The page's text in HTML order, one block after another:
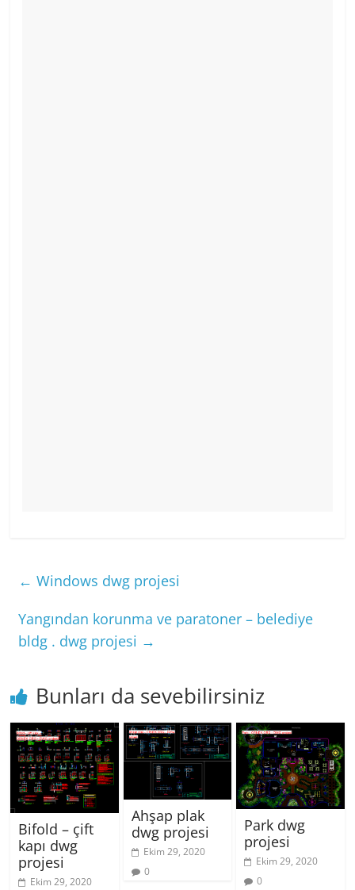
← Windows dwg projesi
Yangından korunma ve paratoner – belediye
bldg . dwg projesi →
Bunları da sevebilirsiniz
Bifold – çift
kapı dwg
projesi
Ekim 29, 2020
Ahşap plak
dwg projesi
Ekim 29, 2020
0
Park dwg
projesi
Ekim 29, 2020
0